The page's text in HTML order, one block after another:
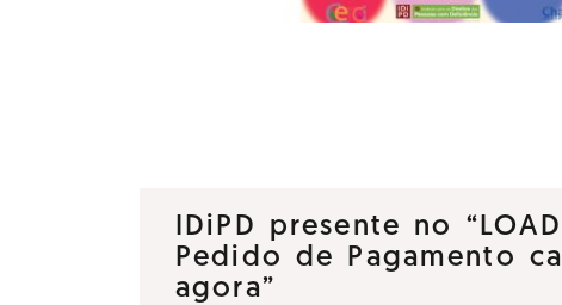
IDiPD presente no
Pedido de Pagamento
agora”